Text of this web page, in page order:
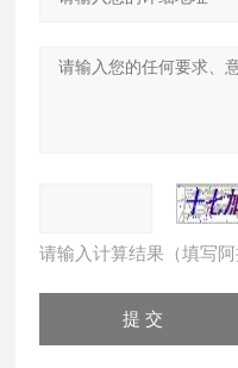
请输入计算结果（填写